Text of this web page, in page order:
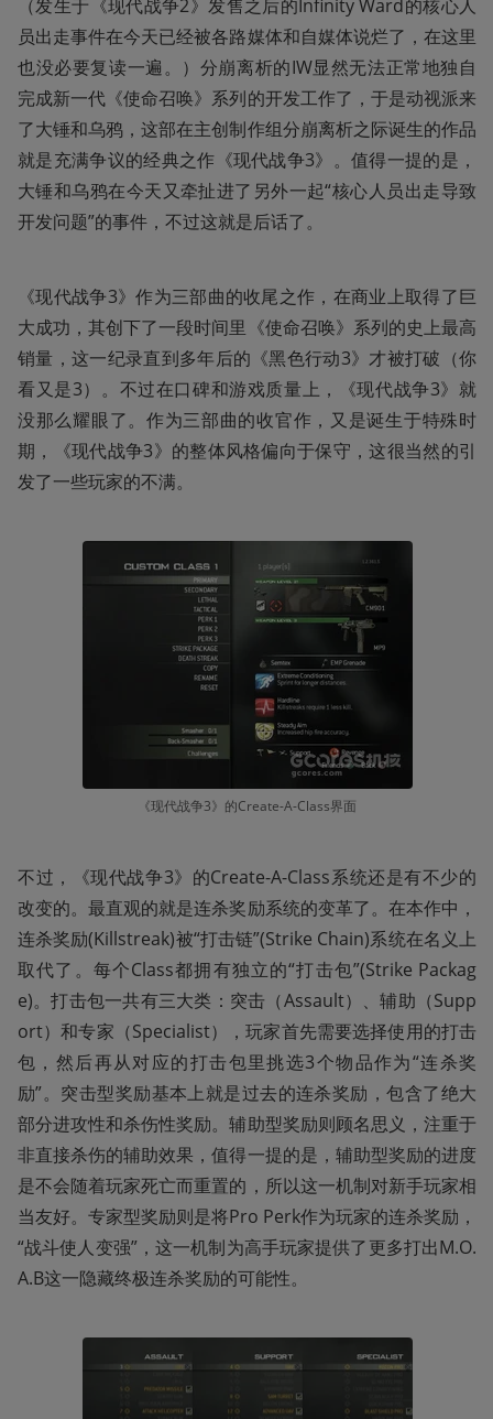
（发生于《现代战争2》发售之后的Infinity Ward的核心人
员出走事件在今天已经被各路媒体和自媒体说烂了，在这里
也没必要复读一遍。）分崩离析的IW显然无法正常地独自
完成新一代《使命召唤》系列的开发工作了，于是动视派来
了大锤和乌鸦，这部在主创制作组分崩离析之际诞生的作品
就是充满争议的经典之作《现代战争3》。值得一提的是，
大锤和乌鸦在今天又牵扯进了另外一起“核心人员出走导致
开发问题”的事件，不过这就是后话了。
《现代战争3》作为三部曲的收尾之作，在商业上取得了巨
大成功，其创下了一段时间里《使命召唤》系列的史上最高
销量，这一纪录直到多年后的《黑色行动3》才被打破（你
看又是3）。不过在口碑和游戏质量上，《现代战争3》就
没那么耀眼了。作为三部曲的收官作，又是诞生于特殊时
期，《现代战争3》的整体风格偏向于保守，这很当然的引
发了一些玩家的不满。
《现代战争3》的Create-A-Class界面
不过，《现代战争3》的Create-A-Class系统还是有不少的
改变的。最直观的就是连杀奖励系统的变革了。在本作中，
连杀奖励(Killstreak)被“打击链”(Strike Chain)系统在名义上
取代了。每个Class都拥有独立的“打击包”(Strike Packag
e)。打击包一共有三大类：突击（Assault）、辅助（Supp
ort）和专家（Specialist），玩家首先需要选择使用的打击
包，然后再从对应的打击包里挑选3个物品作为“连杀奖
励”。突击型奖励基本上就是过去的连杀奖励，包含了绝大
部分进攻性和杀伤性奖励。辅助型奖励则顾名思义，注重于
非直接杀伤的辅助效果，值得一提的是，辅助型奖励的进度
是不会随着玩家死亡而重置的，所以这一机制对新手玩家相
当友好。专家型奖励则是将Pro Perk作为玩家的连杀奖励，
“战斗使人变强”，这一机制为高手玩家提供了更多打出M.O.
A.B这一隐藏终极连杀奖励的可能性。